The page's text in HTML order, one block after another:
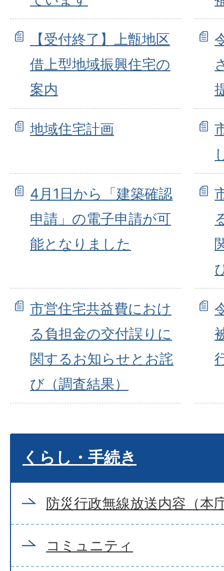
【受付終了】上甑地区
借上型地域振興住宅の
案内
地域住宅計画
4月1日から「建築確認
申請」の電子申請が可
能となりました
市営住宅共益費におけ
る負担金の交付誤りに
関するお知らせとお詫
び（調査結果）
くらし・手続き
防災行政無線放送内容（本
コミュニティ